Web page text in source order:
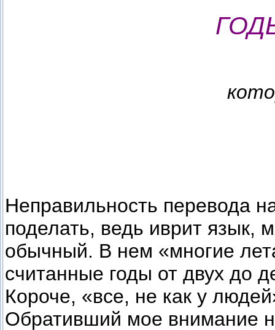
Неправильность перевода
поделать, ведь иврит язык,
обычный. В нем «многие
считанные годы от двух до
Короче, «все, не как у
Обративший мое внимание